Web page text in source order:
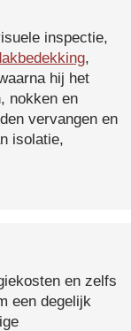
inspectie,
,
hij het
nokken en
vervangen en
isolatie,
en zelfs
een degelijk